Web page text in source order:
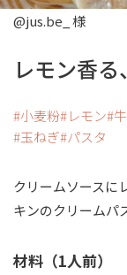
@jus.be_ 様
レモン香
小麦粉 レモン
玉ねぎ パスタ
クリームソースに
キンのクリームパ
材料（1人前）